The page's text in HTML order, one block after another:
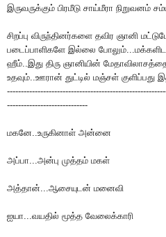
இருவருக்கும் பிரமீடு சாய்மீரா நிறுவனம்
சிறப்பு விருந்தினர்களை தவிர ஞானி
படைப்பாளிகளே இல்லை
ஹீம்..இது திரு ஞானியின்
உதவும்..ஊரான் துட்டில் மஞ்சள் குளிப்பது
-----------------------------
மகனே..உருகினாள் அன்னை
அப்பா...அன்பு முத்தம் மகள்
அத்தான்...ஆசையுடன் மனைவி
ஐயா...வயதில் மூத்த வேலைக்காரி